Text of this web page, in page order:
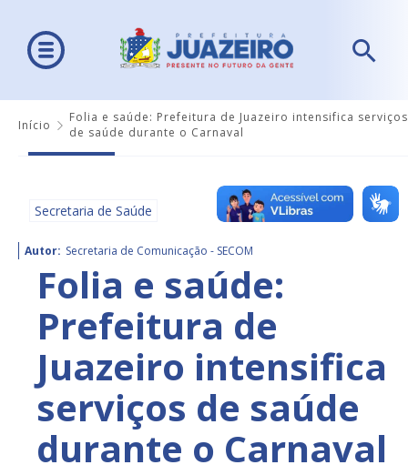
Início
Folia e saúde: Prefeitura de Juazeiro intensifica serviços
de saúde durante o Carnaval
Secretaria de Saúde
Autor: Secretaria de Comunicação - SECOM
Folia e saúde:
Prefeitura de
Juazeiro intensifica
serviços de saúde
durante o Carnaval